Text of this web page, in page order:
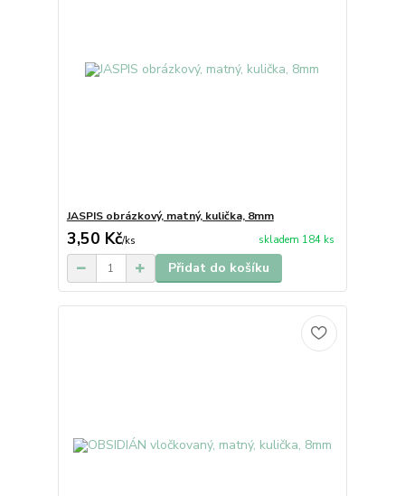
JASPIS obrázkový, matný, kulička, 8mm
3,50 Kč/ks skladem 184 ks
Přidat do košíku